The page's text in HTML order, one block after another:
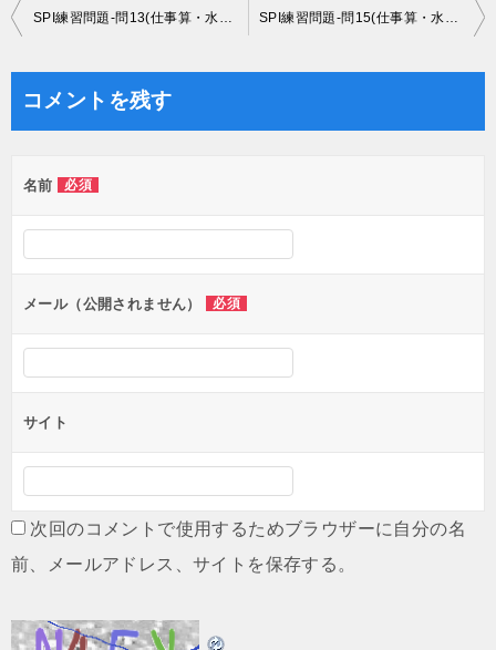
投
ー
シ
ョ
ン
コメントを残す
名前 必須
メール（公開されません） 必須
サイト
次回のコメントで使用するためブラウザーに自分の名
前、メールアドレス、サイトを保存する。